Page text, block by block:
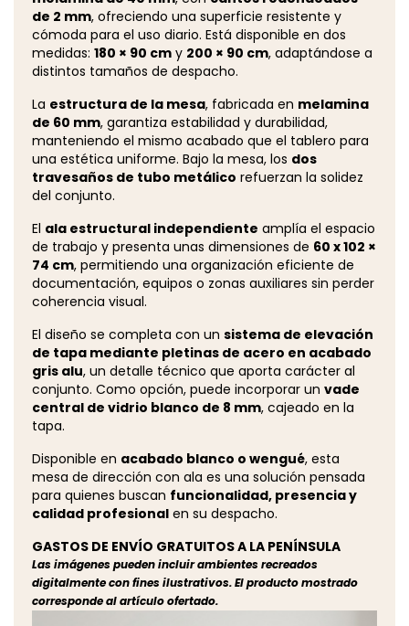
de 2 mm, ofreciendo una superficie resistente y
cómoda para el uso diario. Está disponible en dos
medidas: 180 × 90 cm y 200 × 90 cm, adaptándose a
distintos tamaños de despacho.
La estructura de la mesa, fabricada en melamina
de 60 mm, garantiza estabilidad y durabilidad,
manteniendo el mismo acabado que el tablero para
una estética uniforme. Bajo la mesa, los dos
travesaños de tubo metálico refuerzan la solidez
del conjunto.
El ala estructural independiente amplía el espacio
de trabajo y presenta unas dimensiones de 60 x 102 ×
74 cm, permitiendo una organización eficiente de
documentación, equipos o zonas auxiliares sin perder
coherencia visual.
El diseño se completa con un sistema de elevación
de tapa mediante pletinas de acero en acabado
gris alu, un detalle técnico que aporta carácter al
conjunto. Como opción, puede incorporar un vade
central de vidrio blanco de 8 mm, cajeado en la
tapa.
Disponible en acabado blanco o wengué, esta
mesa de dirección con ala es una solución pensada
para quienes buscan funcionalidad, presencia y
calidad profesional en su despacho.
GASTOS DE ENVÍO GRATUITOS A LA PENÍNSULA
Las imágenes pueden incluir ambientes recreados
digitalmente con fines ilustrativos. El producto mostrado
corresponde al artículo ofertado.